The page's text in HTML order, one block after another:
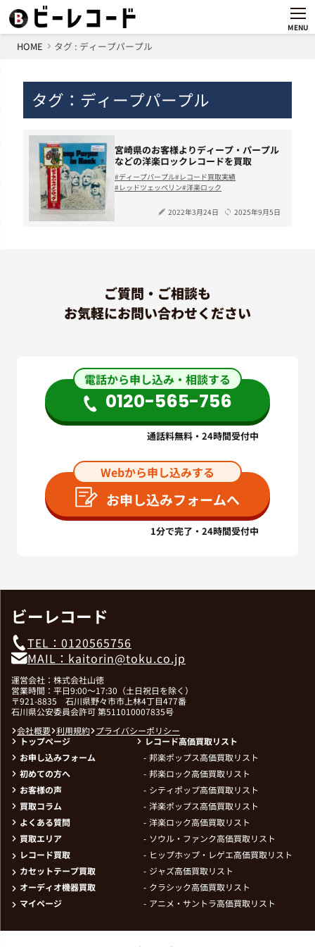
MENU
HOME タグ : ディープパープル
タグ：ディープパープル
宮崎県のお客様よりディープ・パープル
などの洋楽ロックレコードを買取
ディープパープル レコード買取実績
レッドツェッペリン 洋楽ロック
2022年3月24日 2025年9月5日
ご質問・ご相談も
お気軽にお問い合わせください
電話から申し込み・相談する
0120-565-756
通話料無料・24時間受付中
Webから申し込みする
お申し込みフォームへ
1分で完了・24時間受付中
ビーレコード
TEL：0120565756
MAIL：kaitorin@toku.co.jp
運営会社：株式会社山徳
営業時間：平日9:00～17:30（土日祝日を除く）
〒921-8835 石川県野々市市上林4丁目477番
石川県公安委員会許可 第511010007835号
会社概要 利用規約 プライバシーポリシー
トップページ
お申し込みフォーム
初めての方へ
お客様の声
買取コラム
よくある質問
買取エリア
レコード買取
カセットテープ買取
オーディオ機器買取
マイページ
レコード高価買取リスト
邦楽ポップス高価買取リスト
邦楽ロック高価買取リスト
シティポップ高価買取リスト
洋楽ポップス高価買取リスト
洋楽ロック高価買取リスト
ソウル・ファンク高価買取リスト
ヒップホップ・レゲエ高価買取リスト
ジャズ高価買取リスト
クラシック高価買取リスト
アニメ・サントラ高価買取リスト